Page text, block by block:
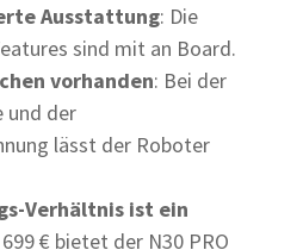
Ausstattung: Die
sind mit an Board.
vorhanden: Bei der
und der
lässt der Roboter
Verhältnis ist ein
699 € bietet der N30 PRO